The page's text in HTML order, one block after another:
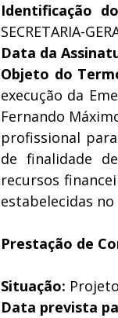
Identificação
SECRETARIA-
Data da
Objeto do
execução da
Fernando
profissional
de finalidade
recursos
estabelecidas
Prestação de
Situação:
Data prevista